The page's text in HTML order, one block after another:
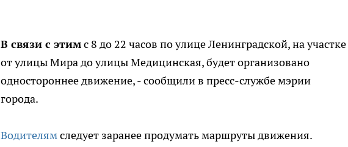
В связи с этимс 8 до 22 часов по улице Ленинградской, на участке
от улицы Мира до улицы Медицинская, будет организовано
одностороннее движение, - сообщили в пресс-службе мэрии
города.
Водителямследует заранее продумать маршруты движения.